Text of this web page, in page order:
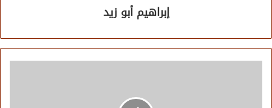
إبراهيم أبو زيد